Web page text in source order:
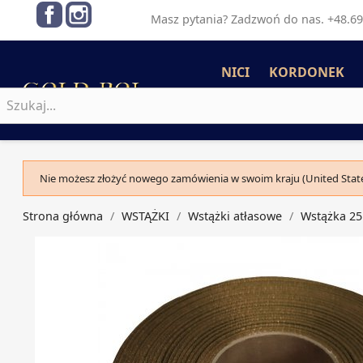
Masz pytania? Zadzwoń do nas.
Facebook
NICI KORDONEK
Nie możesz złożyć nowego zamówienia w swoim kraju (United
Strona główna WSTĄŻKI Wstążki atłasowe Wstążka